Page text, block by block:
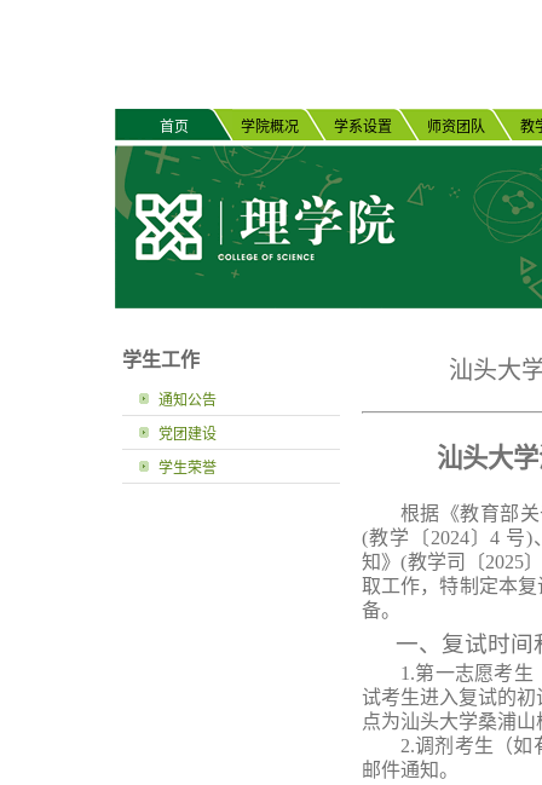
首页 学院概况 学系设置 师资团队 教
学生工作
通知公告
党团建设
学生荣誉
汕头大
汕头大学
根据《教育部
(教学〔2024〕4 号
知》(教学司〔2025
取工作，特制定本
备。
一、复试时间
1.第一志愿考生
试考生进入复试的
点为汕头大学桑浦
2.调剂考生（如
邮件通知。